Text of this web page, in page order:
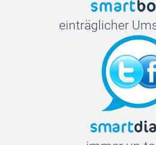
einträglicher